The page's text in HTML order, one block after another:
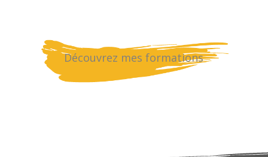
Découvrez mes formations